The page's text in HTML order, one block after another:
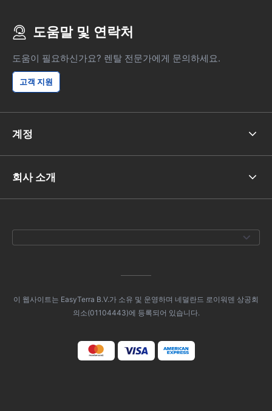
도움말 및 연락처
도움이 필요하신가요? 렌탈 전문가에게 문의하세요.
고객 지원
계정
회사 소개
이 웹사이트는 EasyTerra B.V.가 소유 및 운영하며 네덜란드 로이워덴 상공회
의소(01104443)에 등록되어 있습니다.